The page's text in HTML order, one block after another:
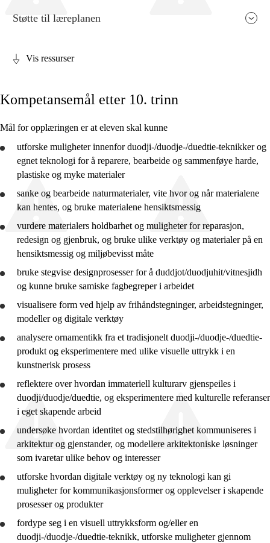
Kjerneelementer
Tverrfaglige temaer
Grunnleggende ferdigheter
4. trinn
7. trinn
10. trinn
Støtte til læreplanen
Vis ressurser
Kompetansemål etter 10. trinn
Mål for opplæringen er at eleven skal kunne
utforske muligheter innenfor duodji-/duodje-/duedtie-teknikker og
egnet teknologi for å reparere, bearbeide og sammenføye harde,
plastiske og myke materialer
sanke og bearbeide naturmaterialer, vite hvor og når materialene
kan hentes, og bruke materialene hensiktsmessig
vurdere materialers holdbarhet og muligheter for reparasjon,
redesign og gjenbruk, og bruke ulike verktøy og materialer på en
hensiktsmessig og miljøbevisst måte
bruke stegvise designprosesser for å duddjot/duodjuhit/vitnesjidh
og kunne bruke samiske fagbegreper i arbeidet
visualisere form ved hjelp av frihåndstegninger, arbeidstegninger,
modeller og digitale verktøy
analysere ornamentikk fra et tradisjonelt duodji-/duodje-/duedtie-
produkt og eksperimentere med ulike visuelle uttrykk i en
kunstnerisk prosess
reflektere over hvordan immateriell kulturarv gjenspeiles i
duodji/duodje/duedtie, og eksperimentere med kulturelle referanser
i eget skapende arbeid
undersøke hvordan identitet og stedstilhørighet kommuniseres i
arkitektur og gjenstander, og modellere arkitektoniske løsninger
som ivaretar ulike behov og interesser
utforske hvordan digitale verktøy og ny teknologi kan gi
muligheter for kommunikasjonsformer og opplevelser i skapende
prosesser og produkter
fordype seg i en visuell uttrykksform og/eller en
duodji-/duodje-/duedtie-teknikk, utforske muligheter gjennom